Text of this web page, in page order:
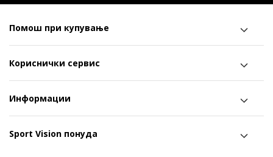
Помош при купување
Кориснички сервис
Информации
Sport Vision понуда